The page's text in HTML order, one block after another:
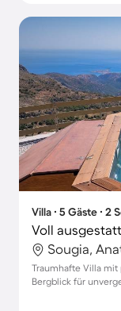
Villa ∙ 5 Gäste ∙ 2
Sougia,
Traumhafte Villa mit
Bergblick für